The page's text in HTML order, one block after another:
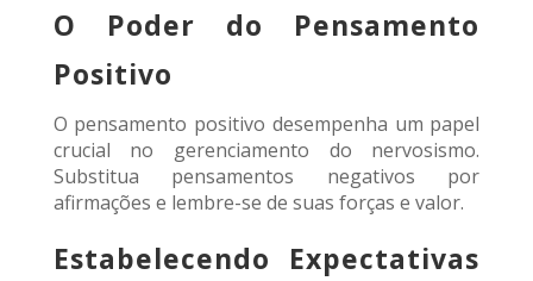
O Poder do Pensamento
Positivo
O pensamento positivo desempenha um papel
crucial no gerenciamento do nervosismo.
Substitua pensamentos negativos por
afirmações e lembre-se de suas forças e valor.
Estabelecendo Expectativas